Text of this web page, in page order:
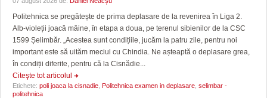
Politehnica se pregătește de prima deplasare de la revenirea în Liga 2.
Alb-violeții joacă mâine, în etapa a doua, pe terenul sibienilor de la CSC
1599 Șelimbăr. „Acestea sunt condițiile, jucăm la patru zile, pentru noi
important este să uităm meciul cu Chindia. Ne așteaptă o deplasare grea,
în condiții diferite, pentru că la Cisnădie...
Citeşte tot articolul
Etichete: poli joaca la cisnadie Politehnica examen in deplasare selimbar -
politehnica